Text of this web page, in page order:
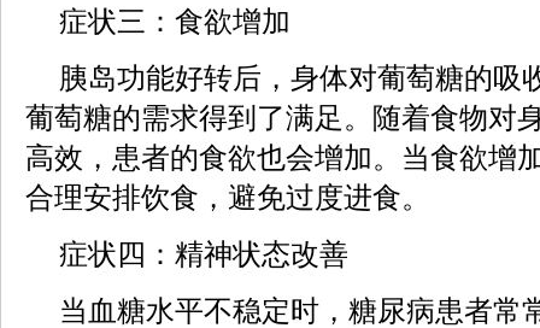
症状三：食欲增加
胰岛功能好转后，身体对葡萄糖的吸
葡萄糖的需求得到了满足。随着食物对
高效，患者的食欲也会增加。当食欲增
合理安排饮食，避免过度进食。
症状四：精神状态改善
当血糖水平不稳定时，糖尿病患者常